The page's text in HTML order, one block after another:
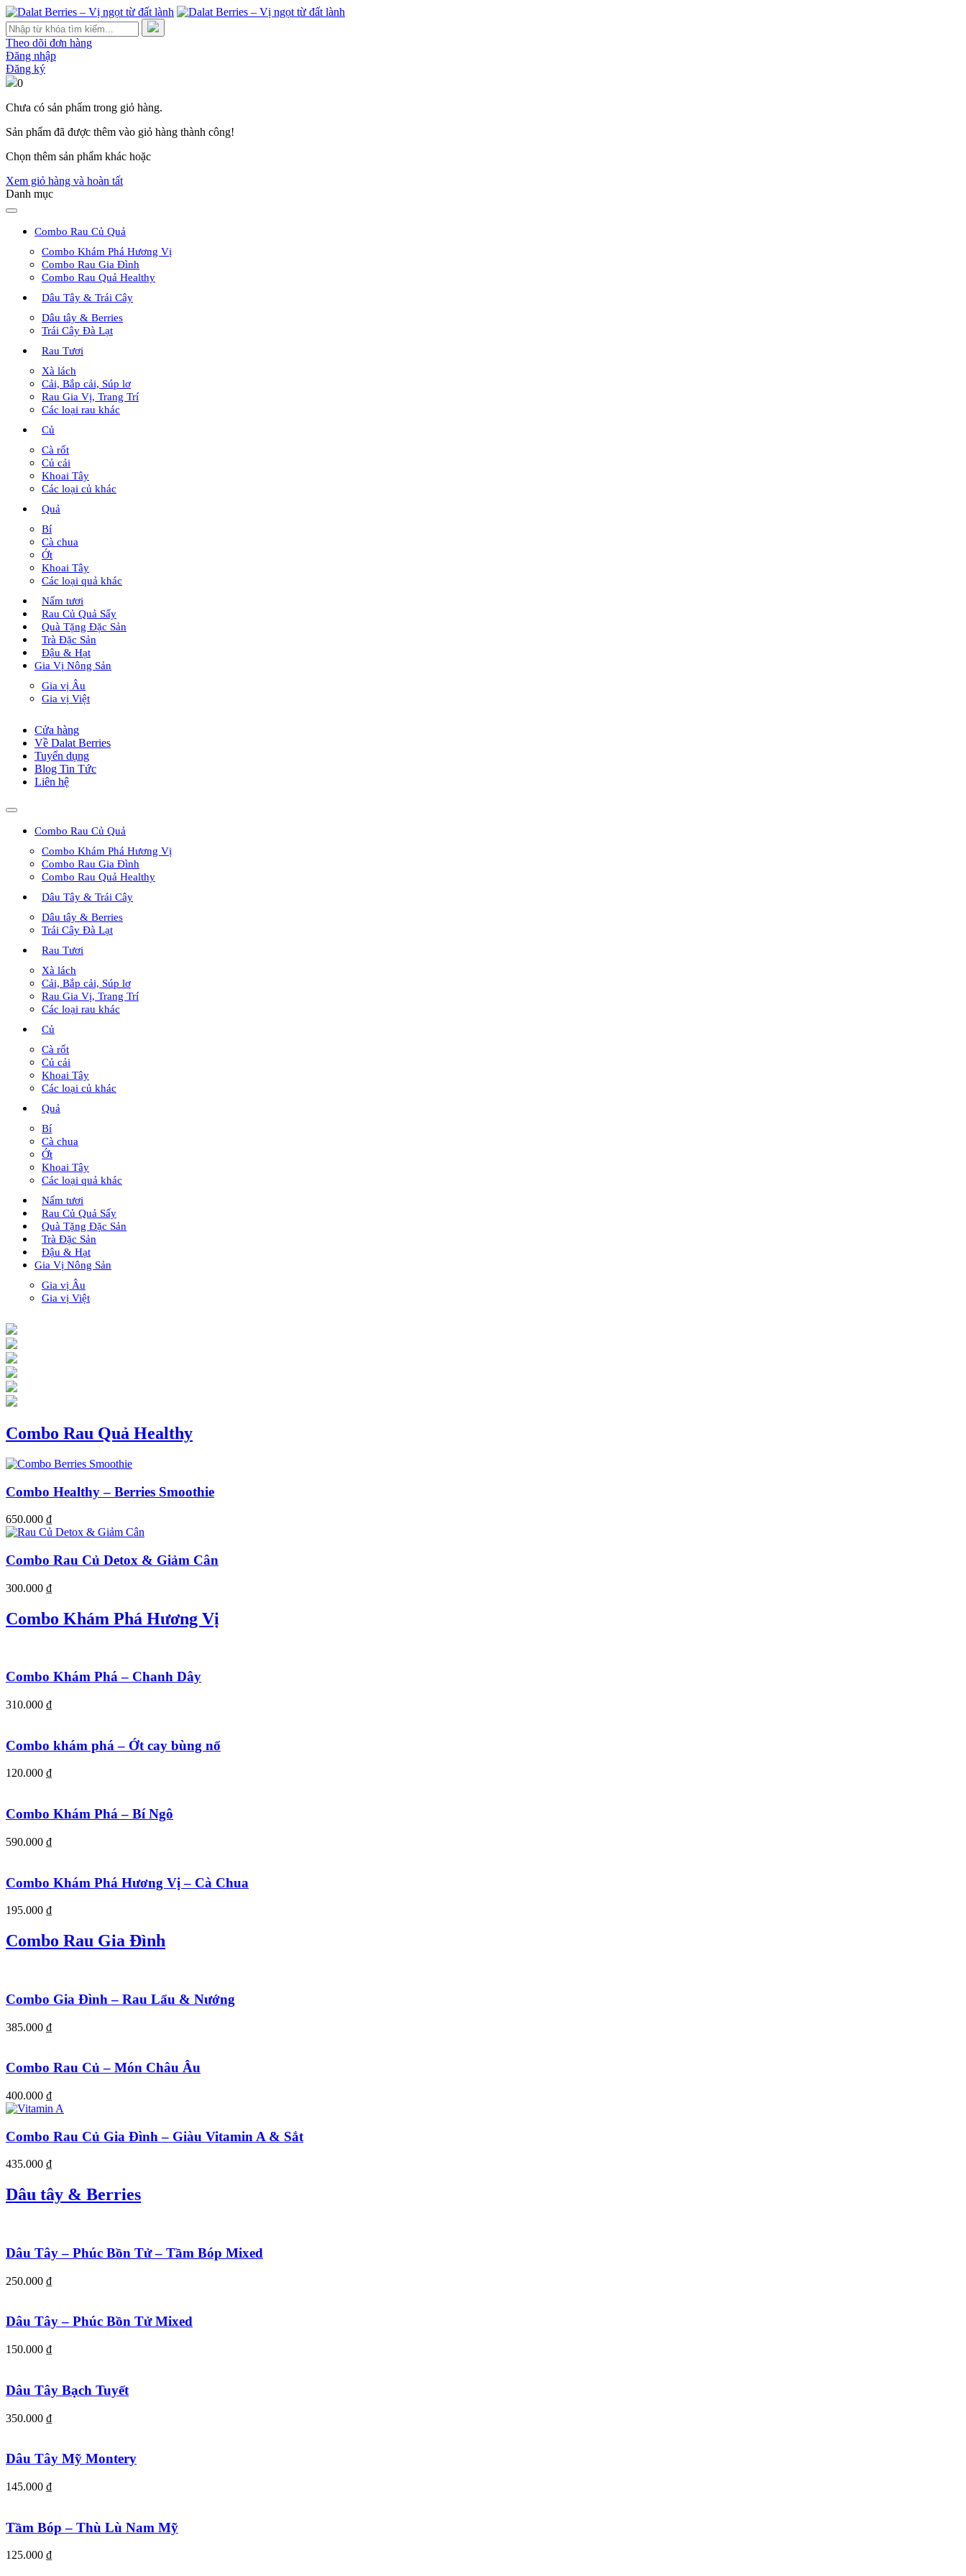
Tìm
kiếm:
Theo dõi đơn hàng
Đăng nhập
Đăng ký
0
Chưa có sản phẩm trong giỏ hàng.
Sản phẩm đã được thêm vào giỏ hàng thành công!
Chọn thêm sản phẩm khác hoặc
Xem giỏ hàng và hoàn tất
Danh mục
Combo Rau Củ Quả
Combo Khám Phá Hương Vị
Combo Rau Gia Đình
Combo Rau Quả Healthy
Dâu Tây & Trái Cây
Dâu tây & Berries
Trái Cây Đà Lạt
Rau Tươi
Xà lách
Cải, Bắp cải, Súp lơ
Rau Gia Vị, Trang Trí
Các loại rau khác
Củ
Cà rốt
Củ cải
Khoai Tây
Các loại củ khác
Quả
Bí
Cà chua
Ớt
Khoai Tây
Các loại quả khác
Nấm tươi
Rau Củ Quả Sấy
Quà Tặng Đặc Sản
Trà Đặc Sản
Đậu & Hạt
Gia Vị Nông Sản
Gia vị Âu
Gia vị Việt
Cửa hàng
Về Dalat Berries
Tuyển dụng
Blog Tin Tức
Liên hệ
Combo Rau Củ Quả
Combo Khám Phá Hương Vị
Combo Rau Gia Đình
Combo Rau Quả Healthy
Dâu Tây & Trái Cây
Dâu tây & Berries
Trái Cây Đà Lạt
Rau Tươi
Xà lách
Cải, Bắp cải, Súp lơ
Rau Gia Vị, Trang Trí
Các loại rau khác
Củ
Cà rốt
Củ cải
Khoai Tây
Các loại củ khác
Quả
Bí
Cà chua
Ớt
Khoai Tây
Các loại quả khác
Nấm tươi
Rau Củ Quả Sấy
Quà Tặng Đặc Sản
Trà Đặc Sản
Đậu & Hạt
Gia Vị Nông Sản
Gia vị Âu
Gia vị Việt
Combo Rau Quả Healthy
Combo Healthy – Berries Smoothie
650.000 ₫
Combo Rau Củ Detox & Giảm Cân
300.000 ₫
Combo Khám Phá Hương Vị
Combo Khám Phá – Chanh Dây
310.000 ₫
Combo khám phá – Ớt cay bùng nổ
120.000 ₫
Combo Khám Phá – Bí Ngô
590.000 ₫
Combo Khám Phá Hương Vị – Cà Chua
195.000 ₫
Combo Rau Gia Đình
Combo Gia Đình – Rau Lẩu & Nướng
385.000 ₫
Combo Rau Củ – Món Châu Âu
400.000 ₫
Combo Rau Củ Gia Đình – Giàu Vitamin A & Sắt
435.000 ₫
Dâu tây & Berries
Dâu Tây – Phúc Bồn Tử – Tầm Bóp Mixed
250.000 ₫
Dâu Tây – Phúc Bồn Tử Mixed
150.000 ₫
Dâu Tây Bạch Tuyết
350.000 ₫
Dâu Tây Mỹ Montery
145.000 ₫
Tầm Bóp – Thù Lù Nam Mỹ
125.000 ₫